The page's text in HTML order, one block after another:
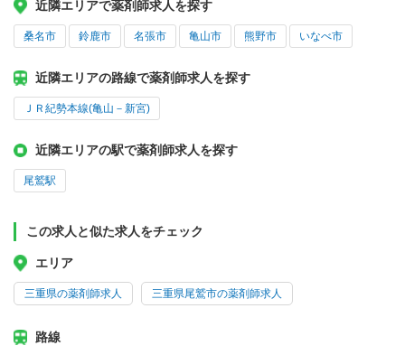
近隣エリアで薬剤師求人を探す
桑名市 鈴鹿市 名張市 亀山市 熊野市 いなべ市
近隣エリアの路線で薬剤師求人を探す
ＪＲ紀勢本線(亀山－新宮)
近隣エリアの駅で薬剤師求人を探す
尾鷲駅
この求人と似た求人をチェック
エリア
三重県の薬剤師求人 三重県尾鷲市の薬剤師求人
路線